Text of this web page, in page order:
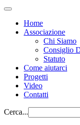
Home
Associazione
Chi Siamo
Consiglio
Statuto
Come aiutarci
Progetti
Video
Contatti
Cerca...